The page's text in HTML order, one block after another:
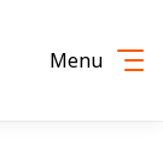
Menu